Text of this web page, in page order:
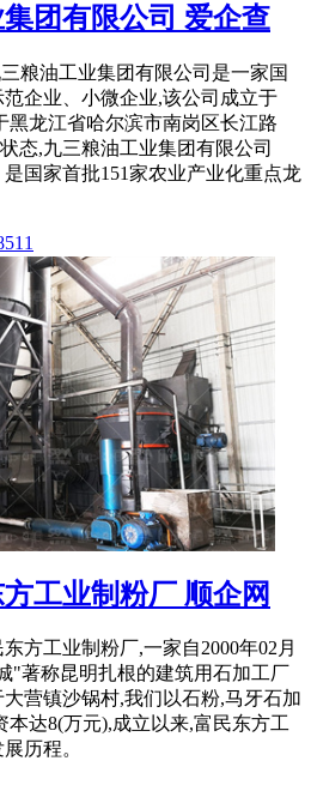
团有限公司 爱企查
粮油工业集团有限公司是一家国
企业、小微企业,该公司成立于
黑龙江省哈尔滨市南岗区长江路
态,九三粮油工业集团有限公司
是国家首批151家农业产业化重点龙
工业制粉厂 顺企网
方工业制粉厂,一家自2000年02月
"著称昆明扎根的建筑用石加工厂
营镇沙锅村,我们以石粉,马牙石加
本达8(万元),成立以来,富民东方工
历程。